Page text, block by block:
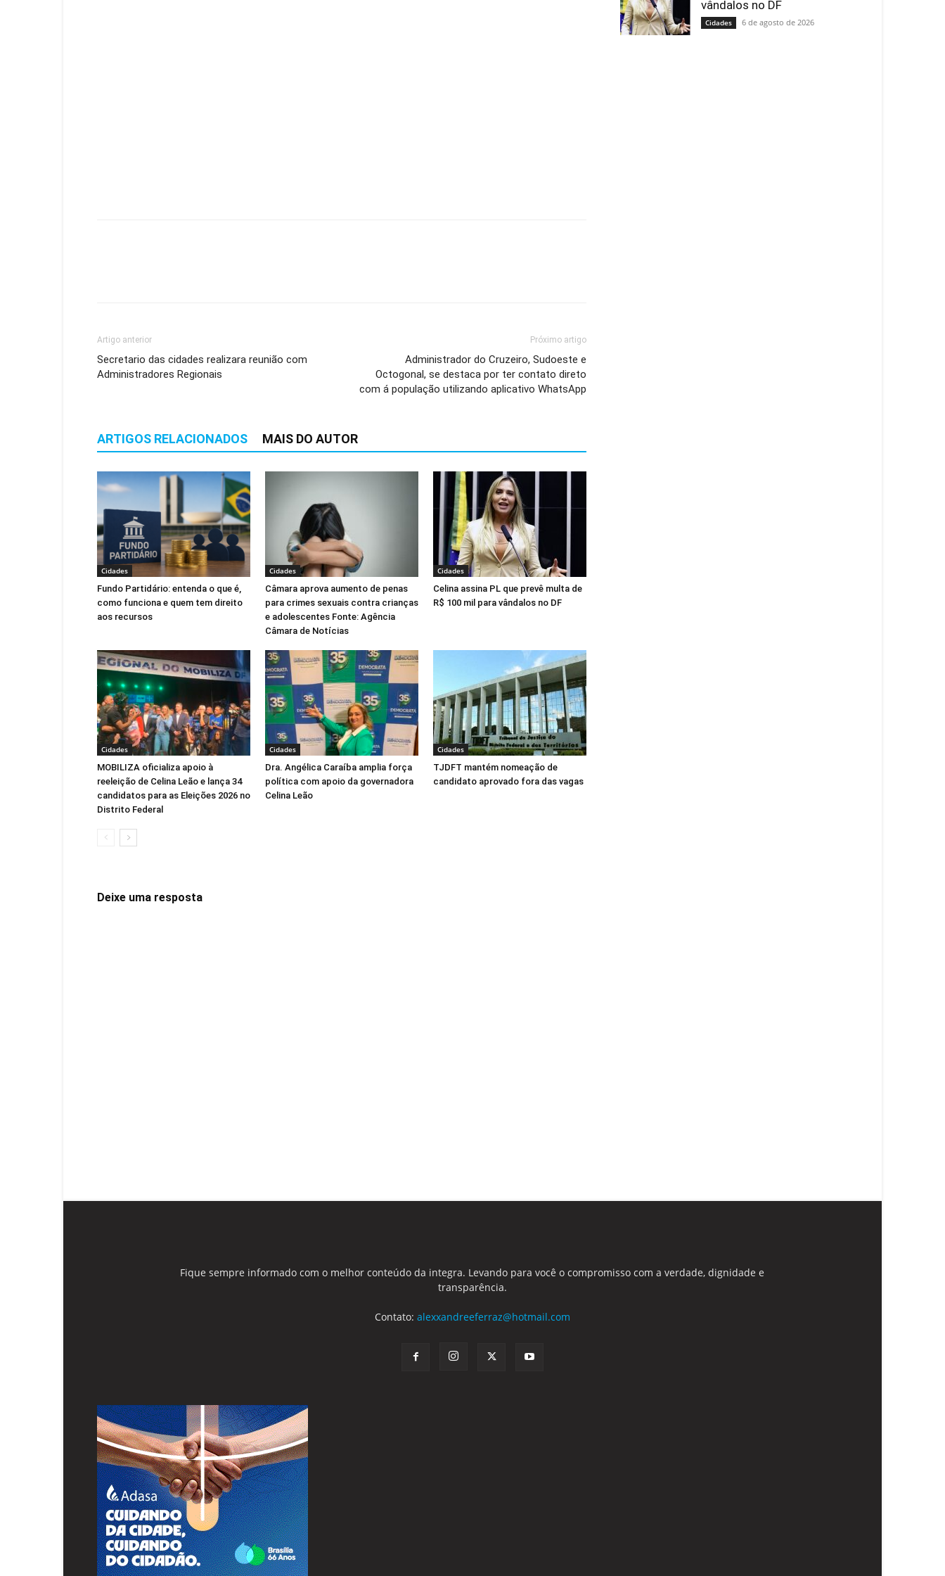
Artigo anterior
Secretario das cidades realizara reunião com
Administradores Regionais
Próximo artigo
Administrador do Cruzeiro, Sudoeste e
Octogonal, se destaca por ter contato direto
com á população utilizando aplicativo WhatsApp
ARTIGOS RELACIONADOS MAIS DO AUTOR
Cidades
Fundo Partidário: entenda o que é,
como funciona e quem tem direito
aos recursos
Cidades
Câmara aprova aumento de penas
para crimes sexuais contra crianças
e adolescentes Fonte: Agência
Câmara de Notícias
Cidades
Celina assina PL que prevê multa de
R$ 100 mil para vândalos no DF
Cidades
MOBILIZA oficializa apoio à
reeleição de Celina Leão e lança 34
candidatos para as Eleições 2026 no
Distrito Federal
Cidades
Dra. Angélica Caraíba amplia força
política com apoio da governadora
Celina Leão
Cidades
TJDFT mantém nomeação de
candidato aprovado fora das vagas
Deixe uma resposta
vândalos no DF
Cidades 6 de agosto de 2026
Fique sempre informado com o melhor conteúdo da integra. Levando para você o compromisso com a verdade, dignidade e
transparência.
Contato: alexxandreeferraz@hotmail.com